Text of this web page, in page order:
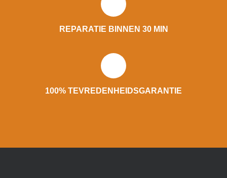
REPARATIE BINNEN 30 MIN
100% TEVREDENHEIDSGARANTIE